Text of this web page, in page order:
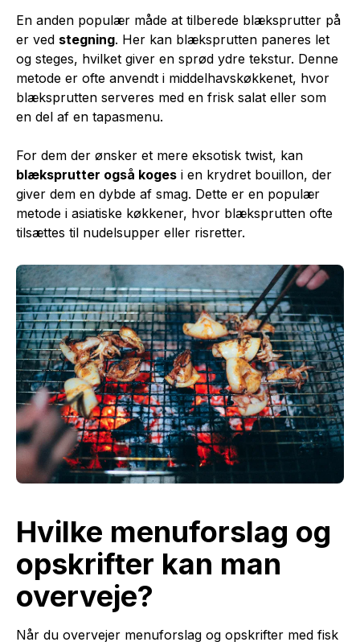
En anden populær måde at tilberede blæksprutter på
er ved stegning. Her kan blæksprutten paneres let
og steges, hvilket giver en sprød ydre tekstur. Denne
metode er ofte anvendt i middelhavskøkkenet, hvor
blæksprutten serveres med en frisk salat eller som
en del af en tapasmenu.
For dem der ønsker et mere eksotisk twist, kan
blæksprutter også koges i en krydret bouillon, der
giver dem en dybde af smag. Dette er en populær
metode i asiatiske køkkener, hvor blæksprutten ofte
tilsættes til nudelsupper eller risretter.
Hvilke menuforslag og
opskrifter kan man
overveje?
Når du overvejer menuforslag og opskrifter med fisk